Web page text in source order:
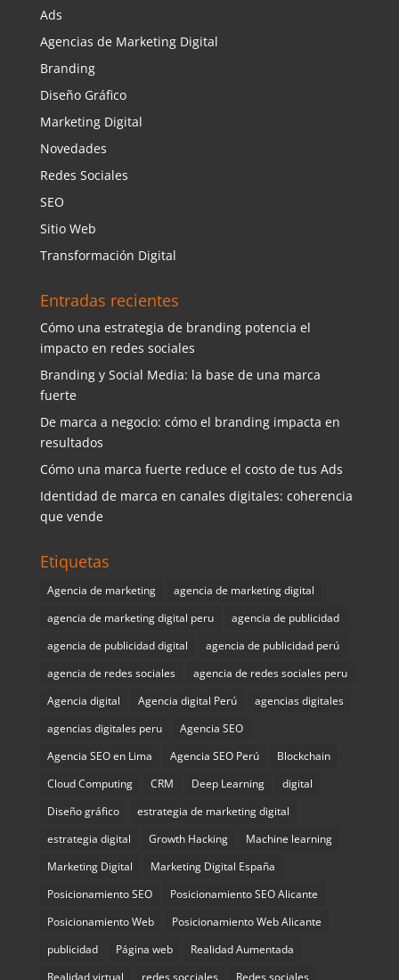
Ads
Agencias de Marketing Digital
Branding
Diseño Gráfico
Marketing Digital
Novedades
Redes Sociales
SEO
Sitio Web
Transformación Digital
Entradas recientes
Cómo una estrategia de branding potencia el
impacto en redes sociales
Branding y Social Media: la base de una marca
fuerte
De marca a negocio: cómo el branding impacta en
resultados
Cómo una marca fuerte reduce el costo de tus Ads
Identidad de marca en canales digitales: coherencia
que vende
Etiquetas
Agencia de marketing
agencia de marketing digital
agencia de marketing digital peru
agencia de publicidad
agencia de publicidad digital
agencia de publicidad perú
agencia de redes sociales
agencia de redes sociales peru
Agencia digital
Agencia digital Perú
agencias digitales
agencias digitales peru
Agencia SEO
Agencia SEO en Lima
Agencia SEO Perú
Blockchain
Cloud Computing
CRM Deep Learning
digital
Diseño gráfico
estrategia de marketing digital
estrategia digital
Growth Hacking
Machine learning
Marketing Digital
Marketing Digital España
Posicionamiento SEO
Posicionamiento SEO Alicante
Posicionamiento Web
Posicionamiento Web Alicante
publicidad
Página web
Realidad Aumentada
Realidad virtual
redes socciales Redes sociales